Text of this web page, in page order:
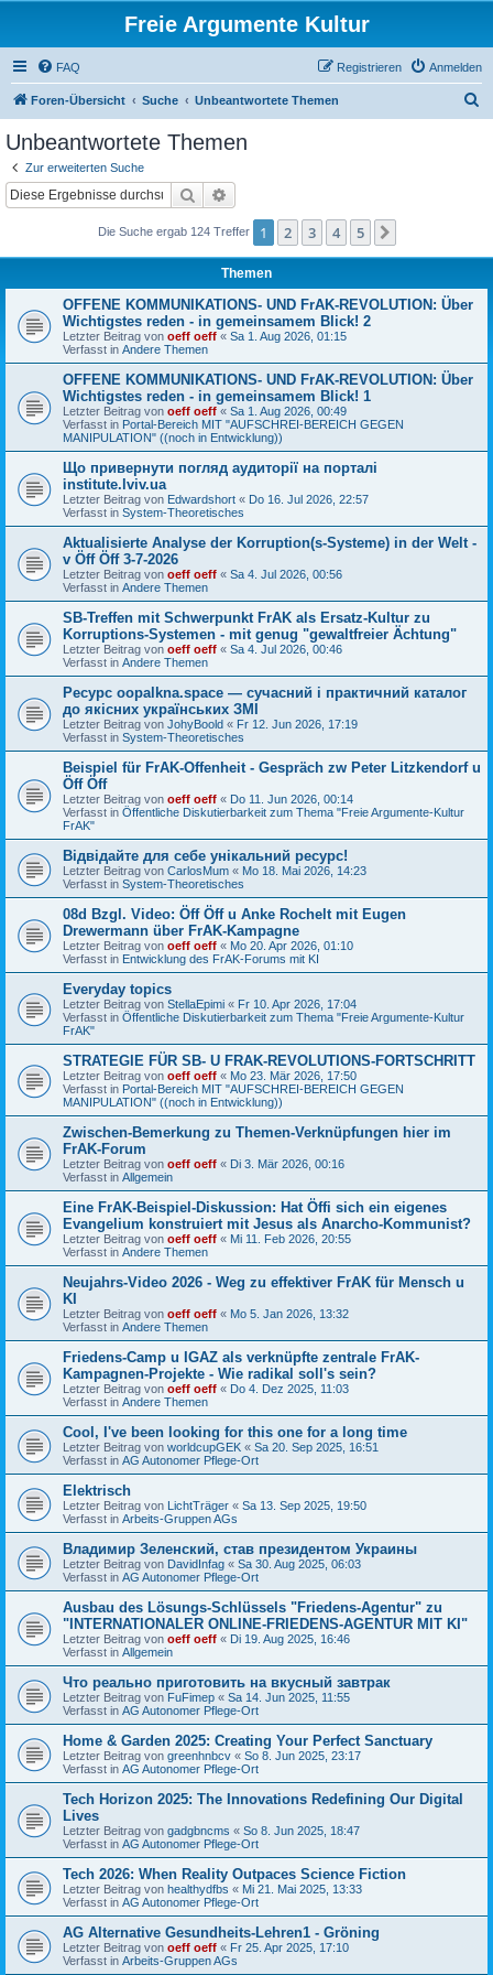
Freie Argumente Kultur
FAQ Anmelden
Registrieren
Foren-Übersicht Suche Unbeantwortete Themen
Unbeantwortete Themen
Zur erweiterten Suche
Suche
Die Suche ergab 124 Treffer 1 2 3 4 5
Themen
OFFENE KOMMUNIKATIONS- UND FrAK-REVOLUTION: Über
Wichtigstes reden - in gemeinsamem Blick! 2
Letzter Beitrag von oeff oeff « Sa 1. Aug 2026, 01:15
Verfasst in Andere Themen
OFFENE KOMMUNIKATIONS- UND FrAK-REVOLUTION: Über
Wichtigstes reden - in gemeinsamem Blick! 1
Letzter Beitrag von oeff oeff « Sa 1. Aug 2026, 00:49
Verfasst in Portal-Bereich MIT "AUFSCHREI-BEREICH GEGEN
MANIPULATION" ((noch in Entwicklung))
Що привернути погляд аудиторії на порталі
institute.lviv.ua
Letzter Beitrag von Edwardshort « Do 16. Jul 2026, 22:57
Verfasst in System-Theoretisches
Aktualisierte Analyse der Korruption(s-Systeme) in der Welt -
v Öff Öff 3-7-2026
Letzter Beitrag von oeff oeff « Sa 4. Jul 2026, 00:56
Verfasst in Andere Themen
SB-Treffen mit Schwerpunkt FrAK als Ersatz-Kultur zu
Korruptions-Systemen - mit genug "gewaltfreier Ächtung"
Letzter Beitrag von oeff oeff « Sa 4. Jul 2026, 00:46
Verfasst in Andere Themen
Ресурс oopalkna.space — сучасний і практичний каталог
до якісних українських ЗМІ
Letzter Beitrag von JohyBoold « Fr 12. Jun 2026, 17:19
Verfasst in System-Theoretisches
Beispiel für FrAK-Offenheit - Gespräch zw Peter Litzkendorf u
Öff Öff
Letzter Beitrag von oeff oeff « Do 11. Jun 2026, 00:14
Verfasst in Öffentliche Diskutierbarkeit zum Thema "Freie Argumente-Kultur
FrAK"
Відвідайте для себе унікальний ресурс!
Letzter Beitrag von CarlosMum « Mo 18. Mai 2026, 14:23
Verfasst in System-Theoretisches
08d Bzgl. Video: Öff Öff u Anke Rochelt mit Eugen
Drewermann über FrAK-Kampagne
Letzter Beitrag von oeff oeff « Mo 20. Apr 2026, 01:10
Verfasst in Entwicklung des FrAK-Forums mit KI
Everyday topics
Letzter Beitrag von StellaEpimi « Fr 10. Apr 2026, 17:04
Verfasst in Öffentliche Diskutierbarkeit zum Thema "Freie Argumente-Kultur
FrAK"
STRATEGIE FÜR SB- U FRAK-REVOLUTIONS-FORTSCHRITT
Letzter Beitrag von oeff oeff « Mo 23. Mär 2026, 17:50
Verfasst in Portal-Bereich MIT "AUFSCHREI-BEREICH GEGEN
MANIPULATION" ((noch in Entwicklung))
Zwischen-Bemerkung zu Themen-Verknüpfungen hier im
FrAK-Forum
Letzter Beitrag von oeff oeff « Di 3. Mär 2026, 00:16
Verfasst in Allgemein
Eine FrAK-Beispiel-Diskussion: Hat Öffi sich ein eigenes
Evangelium konstruiert mit Jesus als Anarcho-Kommunist?
Letzter Beitrag von oeff oeff « Mi 11. Feb 2026, 20:55
Verfasst in Andere Themen
Neujahrs-Video 2026 - Weg zu effektiver FrAK für Mensch u
KI
Letzter Beitrag von oeff oeff « Mo 5. Jan 2026, 13:32
Verfasst in Andere Themen
Friedens-Camp u IGAZ als verknüpfte zentrale FrAK-
Kampagnen-Projekte - Wie radikal soll's sein?
Letzter Beitrag von oeff oeff « Do 4. Dez 2025, 11:03
Verfasst in Andere Themen
Cool, I've been looking for this one for a long time
Letzter Beitrag von worldcupGEK « Sa 20. Sep 2025, 16:51
Verfasst in AG Autonomer Pflege-Ort
Elektrisch
Letzter Beitrag von LichtTräger « Sa 13. Sep 2025, 19:50
Verfasst in Arbeits-Gruppen AGs
Владимир Зеленский, став президентом Украины
Letzter Beitrag von DavidInfag « Sa 30. Aug 2025, 06:03
Verfasst in AG Autonomer Pflege-Ort
Ausbau des Lösungs-Schlüssels "Friedens-Agentur" zu
"INTERNATIONALER ONLINE-FRIEDENS-AGENTUR MIT KI"
Letzter Beitrag von oeff oeff « Di 19. Aug 2025, 16:46
Verfasst in Allgemein
Что реально приготовить на вкусный завтрак
Letzter Beitrag von FuFimep « Sa 14. Jun 2025, 11:55
Verfasst in AG Autonomer Pflege-Ort
Home & Garden 2025: Creating Your Perfect Sanctuary
Letzter Beitrag von greenhnbcv « So 8. Jun 2025, 23:17
Verfasst in AG Autonomer Pflege-Ort
Tech Horizon 2025: The Innovations Redefining Our Digital
Lives
Letzter Beitrag von gadgbncms « So 8. Jun 2025, 18:47
Verfasst in AG Autonomer Pflege-Ort
Tech 2026: When Reality Outpaces Science Fiction
Letzter Beitrag von healthydfbs « Mi 21. Mai 2025, 13:33
Verfasst in AG Autonomer Pflege-Ort
AG Alternative Gesundheits-Lehren1 - Gröning
Letzter Beitrag von oeff oeff « Fr 25. Apr 2025, 17:10
Verfasst in Arbeits-Gruppen AGs